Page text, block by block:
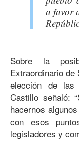
a favor
Sobre la
Extraordinario
elección de las
Castillo señaló:
hacernos
con esos
legisladores y